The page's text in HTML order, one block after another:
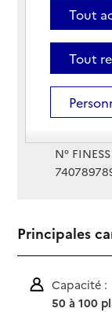
74200 -
Voir
04 50 70
Site
Site
N°
Principales
Capacité :
50 à 100
Tout
Tout